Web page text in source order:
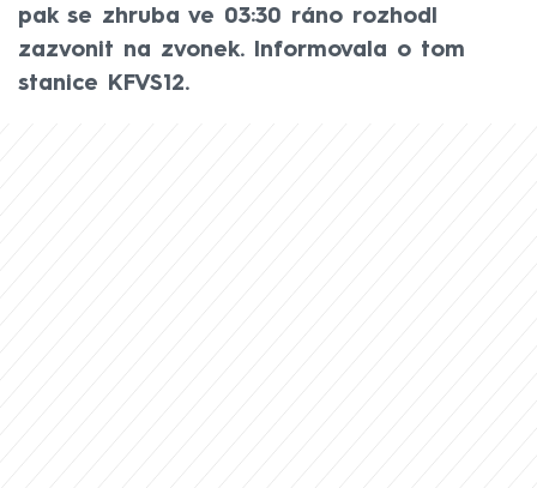
pak se zhruba ve 03:30 ráno rozhodl
zazvonit na zvonek. Informovala o tom
stanice KFVS12.